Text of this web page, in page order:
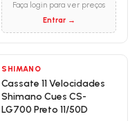
Faça login para ver preços
Entrar →
SHIMANO
Cassate 11 Velocidades
Shimano Cues CS-
LG700 Preto 11/50D